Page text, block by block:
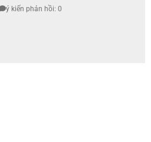
ý kiến phản hồi: 0